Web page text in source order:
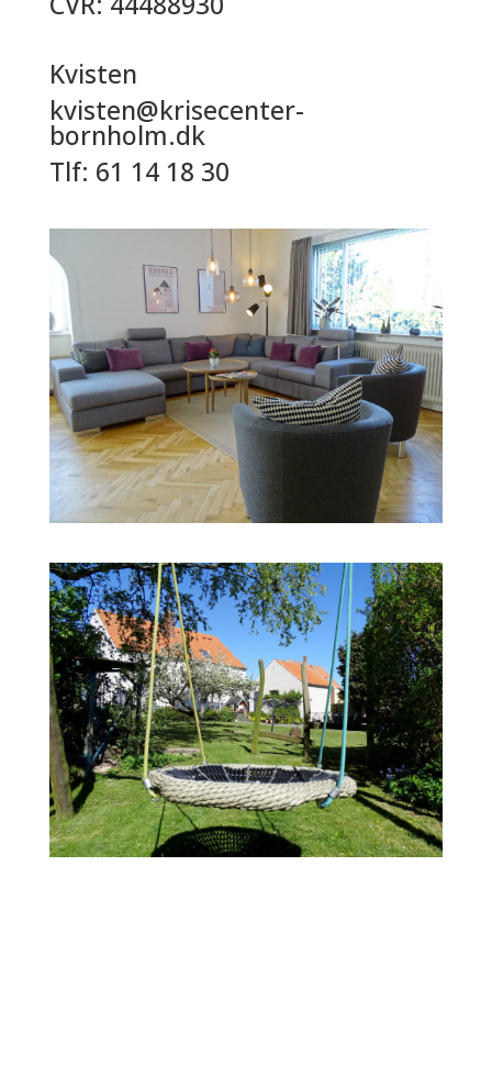
Kvisten
kvisten@krisecenter-
bornholm.dk
Tlf: 61 14 18 30